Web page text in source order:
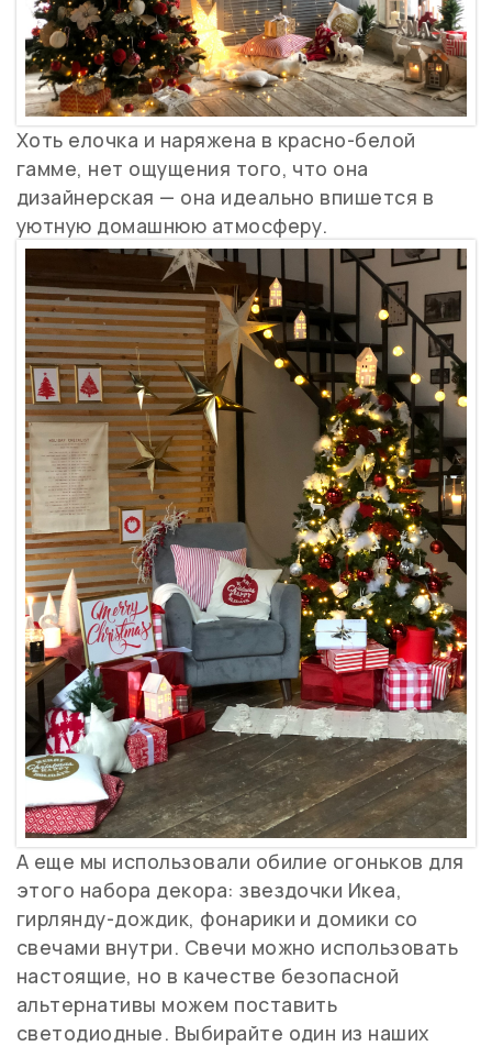
Хоть елочка и наряжена в красно-белой
гамме, нет ощущения того, что она
дизайнерская — она идеально впишется в
уютную домашнюю атмосферу.
А еще мы использовали обилие огоньков для
этого набора декора: звездочки Икеа,
гирлянду-дождик, фонарики и домики со
свечами внутри. Свечи можно использовать
настоящие, но в качестве безопасной
альтернативы можем поставить
светодиодные. Выбирайте один из наших